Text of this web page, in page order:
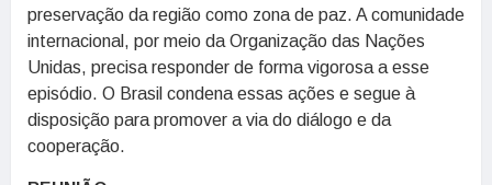
preservação da região como zona de paz. A comunidade
internacional, por meio da Organização das Nações
Unidas, precisa responder de forma vigorosa a esse
episódio. O Brasil condena essas ações e segue à
disposição para promover a via do diálogo e da
cooperação.